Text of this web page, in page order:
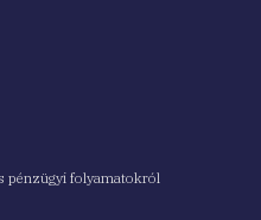
pénzügyi folyamatokról